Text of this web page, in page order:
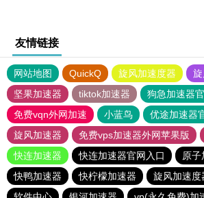
友情链接
网站地图 QuickQ 旋风加速度器
坚果加速器
tiktok加速器
狗急加速器
免费vqn外网加速
小蓝鸟 优途加速器
旋风加速器
免费vps加速器外网苹果版
快连加速器
快连加速器官网入口
原子
快鸭加速器
快柠檬加速器 旋风加速度